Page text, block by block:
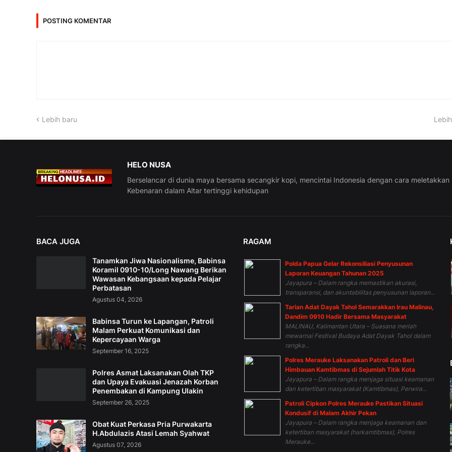
POSTING KOMENTAR
Lebih baru
HELO NUSA
Berselancar di dunia maya bersama secangkir kopi, mencintai Indonesia dengan cara meletakkan
Kebenaran dalam Altar tertinggi kehidupan
BACA JUGA
Tanamkan Jiwa Nasionalisme, Babinsa
Koramil 0910-10/Long Nawang Berikan
Wawasan Kebangsaan kepada Pelajar
Perbatasan
Agustus 04, 2026
Babinsa Turun ke Lapangan, Patroli
Malam Perkuat Komunikasi dan
Kepercayaan Warga
September 16, 2025
Polres Asmat Laksanakan Olah TKP
dan Upaya Evakuasi Jenazah Korban
Penembakan di Kampung Ulakin
September 26, 2025
Obat Kuat Perkasa Pria Purwakarta
H.Abdulazis Atasi Lemah Syahwat
Agustus 07, 2026
RAGAM
Polda Papua Gelar Rekonsiliasi Penyusunan
Laporan Keuangan Tahunan 2025
Jayapura – Dalam rangka memastikan akurasi,
transparansi, dan akuntabilitas penyusunan laporan...
Tarian Adat Dayak Tahol Semarakkan Irau Malinau,
Dandim 0910 Hadir Bersama Masyarakat
MALINAU, Kalimantan Utara – Suasana meriah
mewarnai Festival Budaya Adat Dayak Tahol dalam
rangka...
Polres Merauke Laksanakan Patroli dan Beri
Himbauan Kamtibmas di Sejumlah Titik Kota
Jayapura – Dalam rangka menjaga situasi keamanan
dan ketertiban masyarakat (Kamtibmas), Perwira...
Patroli Cipkon Polres Merauke Pastikan Situasi
Kondusif di Malam Akhir Pekan
Jayapura – Dalam rangka menjaga keamanan dan
ketertiban masyarakat (harkamtibmas), Polres
Merauke...